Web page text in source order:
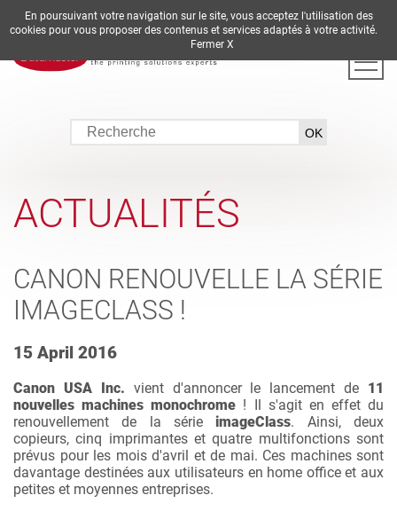
DE EN ES FR IT
ACTUALITÉS
CANON RENOUVELLE LA SÉRIE
IMAGECLASS !
15 April 2016
Canon USA Inc. vient d'annoncer le lancement de 11
nouvelles machines monochrome ! Il s'agit en effet du
renouvellement de la série
imageClass. Ainsi, deux
copieurs, cinq imprimantes et quatre multifonctions sont
prévus pour les mois d'avril et de mai. Ces machines sont
davantage destinées aux utilisateurs en home office et aux
petites et moyennes entreprises.
En poursuivant votre navigation sur le site, vous acceptez l'utilisation des
cookies pour vous proposer des contenus et services adaptés à votre activité.
Fermer X